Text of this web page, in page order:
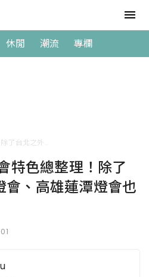
休閒 潮流 專欄
特色總整理！除了
會、高雄蓮潭燈會也